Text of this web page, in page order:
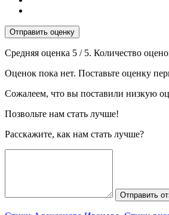
Отправить оценку
Средняя оценка 5 / 5. Количество
Оценок пока нет. Поставьте оценку
Сожалеем, что вы поставили низкую
Позвольте нам стать лучше!
Расскажите, как нам стать лучше?
Отправить